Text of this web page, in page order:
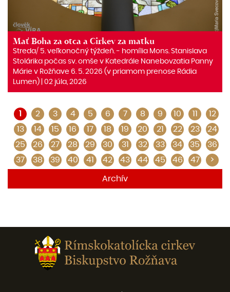
Mať Boha za otca a Cirkev za matku
Streda/ 5. veľkonočný týždeň. ‒ homília Mons. Stanislava
Stolárika počas sv. omše v Katedrále Nanebovzatia Panny
Márie v Rožňave 6. 5. 2026 (v priamom prenose Rádia
Lumen) | 02 júla, 2026
1 2 3 4 5 6 7 8 9 10 11
12
13
14 15 16 17 18 19 20 21 22 23
24
25
26 27 28 29 30 31 32 33 34 35
36
37
38 39 40 41 42 43 44 45 46 47 >
Archív